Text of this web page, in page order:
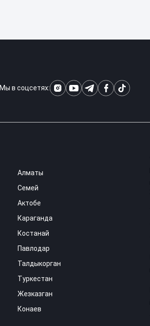
Мы в соцсетях:
Алматы
Семей
Актобе
Караганда
Костанай
Павлодар
Талдыкорган
Туркестан
Жезказган
Конаев